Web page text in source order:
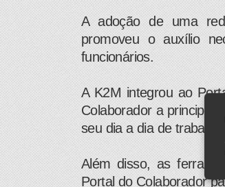
A adoção de uma
promoveu o auxílio
funcionários.
A K2M integrou ao
Colaborador a principal
seu dia a dia de
Além disso, as
Portal do Colaborador